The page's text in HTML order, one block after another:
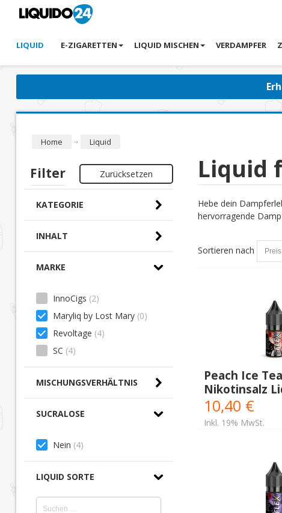
LIQUID E-ZIGARETTEN LIQUID MISCHEN VERDAMPFER
Home Liquid
Liquid
Hebe dein
hervorragende
Sortieren nach
Peach Ice
Nikotinsalz
10,40 €
Inkl. 19% MwSt.
Filter Zurücksetzen
KATEGORIE
INHALT
MARKE
InnoCigs (2)
Maryliq by Lost Mary (0)
Revoltage (4)
SC (4)
MISCHUNGSVERHÄLTNIS
SUCRALOSE
Nein (4)
LIQUID SORTE